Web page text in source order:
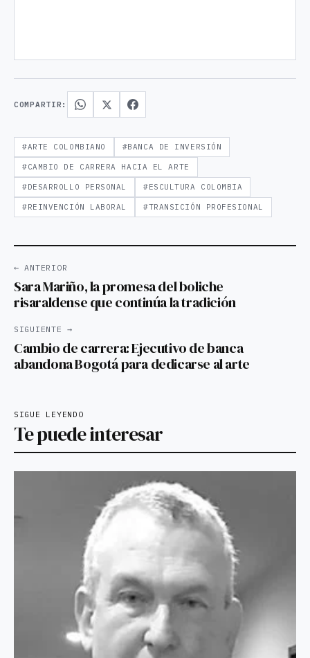
COMPARTIR:
#ARTE COLOMBIANO #BANCA DE INVERSIÓN
#CAMBIO DE CARRERA HACIA EL ARTE
#DESARROLLO PERSONAL #ESCULTURA COLOMBIA
#REINVENCIÓN LABORAL #TRANSICIÓN PROFESIONAL
← ANTERIOR
Sara Mariño, la promesa del boliche
risaraldense que continúa la tradición
SIGUIENTE →
Cambio de carrera: Ejecutivo de banca
abandona Bogotá para dedicarse al arte
SIGUE LEYENDO
Te puede interesar